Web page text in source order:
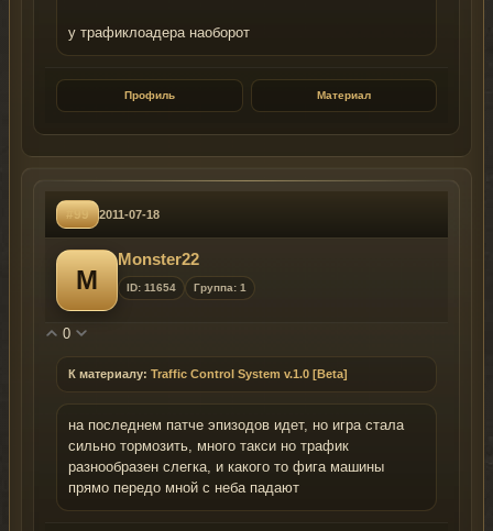
у трафиклоадера наоборот
Профиль Материал
#99 2011-07-18
M
Monster22
ID: 11654 Группа: 1
0
К материалу: Traffic Control System v.1.0 [Beta]
на последнем патче эпизодов идет, но игра стала
сильно тормозить, много такси но трафик
разнообразен слегка, и какого то фига машины
прямо передо мной с неба падают